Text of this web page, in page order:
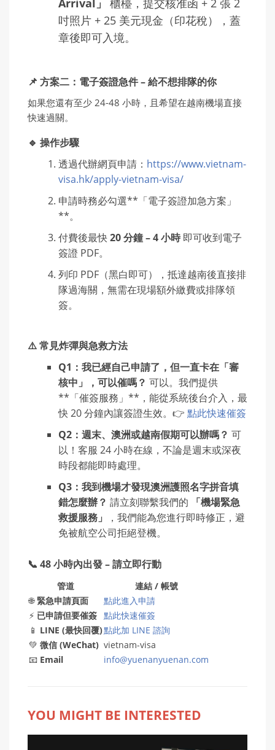
Arrival」
櫃檯，提交核准函 + 2 張 2
吋照片 + 25 美元現金（印花稅），蓋
章後即可入境。
📌 方案二：電子簽證急件 – 給不想排隊的你
如果您還有至少 24-48 小時，且希望在越南機場直接
快速過關。
🔹 操作步驟
透過代辦網頁申請： https://www.vietnam-
visa.hk/apply-vietnam-visa/
申請時務必勾選**「電子簽證加急方案」
**。
付費後最快20 分鐘 – 4 小時即可收到電子
簽證 PDF。
列印 PDF（黑白即可），抵達越南後直接排
隊過海關，無需在現場額外繳費或排隊領
簽。
⚠️ 常見炸彈與急救方法
Q1：我已經自己申請了，但一直卡在「審
核中」，可以催嗎？ 可以。我們提供
**「催簽服務」**，能從系統後台介入，最
快 20 分鐘內讓簽證生效。👉 點此快速催簽
Q2：週末、澳洲或越南假期可以辦嗎？ 可
以！客服 24 小時在線，不論是週末或深夜
時段都能即時處理。
Q3：我到機場才發現澳洲護照名字拼音填
錯怎麼辦？ 請立刻聯繫我們的
「機場緊急
救援服務」
，我們能為您進行即時修正，避
免被航空公司拒絕登機。
📞 48 小時內出發 – 請立即行動
管道
連結 / 帳號
🌐 緊急申請頁面
點此進入申請
⚡ 已申請但要催簽 點此快速催簽
📱 LINE (最快回覆)點此加 LINE 諮詢
💚 微信 (WeChat) vietnam-visa
📧 Email info@yuenanyuenan.com
YOU MIGHT BE INTERESTED